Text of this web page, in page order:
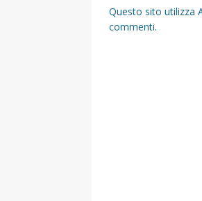
Questo sito utilizza
commenti.